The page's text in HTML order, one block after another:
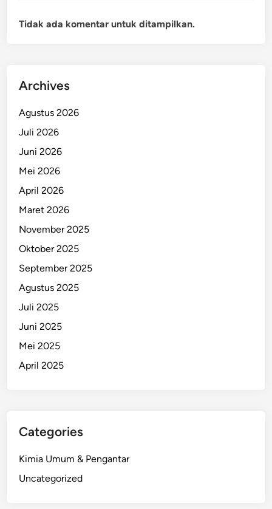
Tidak ada komentar untuk ditampilkan.
Archives
Agustus 2026
Juli 2026
Juni 2026
Mei 2026
April 2026
Maret 2026
November 2025
Oktober 2025
September 2025
Agustus 2025
Juli 2025
Juni 2025
Mei 2025
April 2025
Categories
Kimia Umum & Pengantar
Uncategorized